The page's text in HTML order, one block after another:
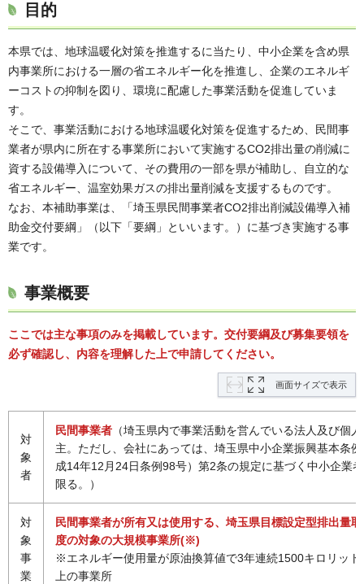
目的
本県では、地球温暖化対策を推進するに当たり、中小企業を含め県
内事業所における一層の省エネルギー化を推進し、企業のエネルギ
ーコストの抑制を図り、環境に配慮した事業活動を促進していま
す。
そこで、事業活動における地球温暖化対策を促進するため、民間事
業者が県内に所在する事業所において実施するCO2排出量の削減に
資する設備導入について、その費用の一部を県が補助し、自立的な
省エネルギー、温室効果ガスの排出量削減を支援するものです。
なお、本補助事業は、「埼玉県民間事業者CO2排出削減設備導入補
助金交付要綱」（以下「要綱」といいます。）に基づき実施する事
業です。
事業概要
ここでは主な事項のみを掲載しています。 交付要綱及び募集要領を
必ず確認し、内容を理解した上で申請してください。
画面サイズで表示
対
象
者
民間事業者 （埼玉県内で事業活動を営んでいる法人及び個
主。ただし、会社にあっては、埼玉県中小企業振興基本条
成14年12月24日条例98号）第2条の規定に基づく中小企業
限る。）
対
象
事
業
民間事業者が所有又は使用する、埼玉県目標設定型排出量
度の対象の大規模事業所(※)
※エネルギー使用量が原油換算値で3年連続1500キロリット
上の事業所